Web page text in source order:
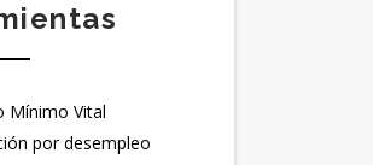
Mínimo Vital
por desempleo